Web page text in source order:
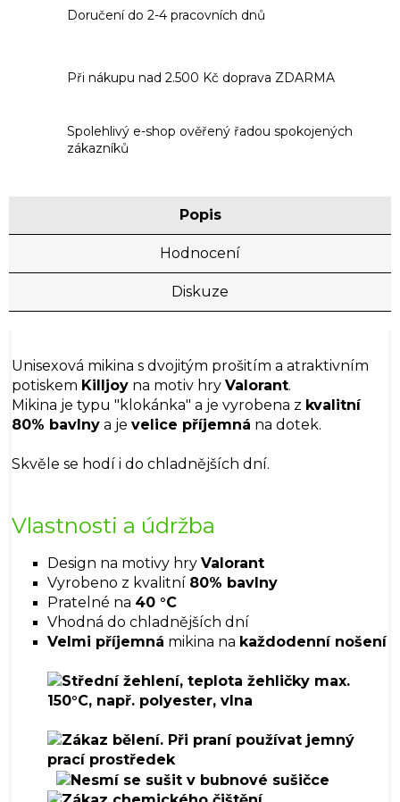
Doručení do 2-4 pracovních dnů
Při nákupu nad 2.500 Kč doprava ZDARMA
Spolehlivý e-shop ověřený řadou spokojených
zákazníků
Popis
Hodnocení
Diskuze
Unisexová mikina s dvojitým prošitím a atraktivním
potiskem Killjoy na motiv hry Valorant.
Mikina je typu "klokánka" a je vyrobena z kvalitní
80% bavlny a je velice příjemná na dotek.
Skvěle se hodí i do chladnějších dní.
Vlastnosti a údržba
Design na motivy hry Valorant
Vyrobeno z kvalitní 80% bavlny
Pratelné na 40 °C
Vhodná do chladnějších dní
Velmi příjemná mikina na každodenní nošení